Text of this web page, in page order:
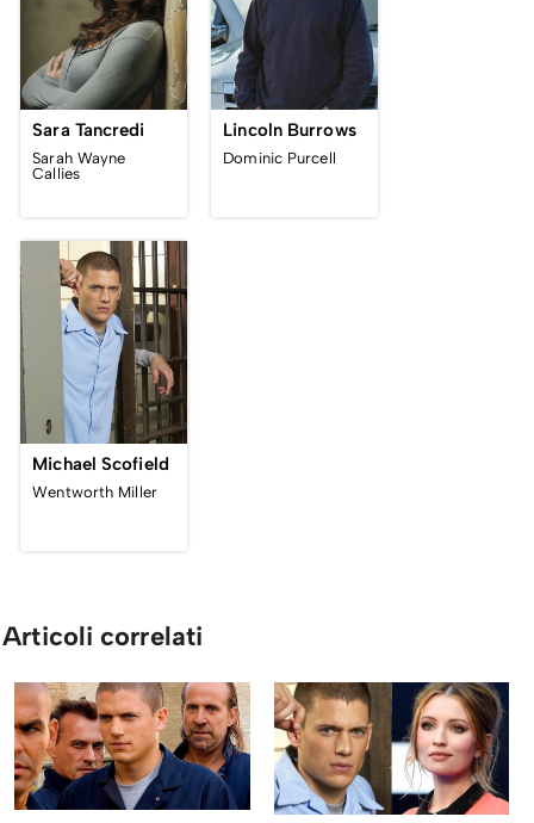
Sara Tancredi
Sarah Wayne
Callies
Lincoln Burrows
Dominic Purcell
Michael Scofield
Wentworth Miller
Articoli correlati